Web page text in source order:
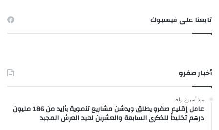
تابعنا على فيسبوك
أخبار صفرو
منذ أسبوع واحد
عامل إقليم صفرو يطلق ويدشن مشاريع تنموية بأزيد من 186 مليون
درهم تخليداً للذكرى السابعة والعشرين لعيد العرش المجيد